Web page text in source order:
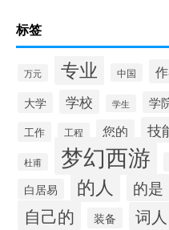
标签
万元 专业 中国
大学 学校 学生 学
工作 工程 您的 技
杜甫 梦幻西游
白居易 的人 的是
自己的 装备 词人